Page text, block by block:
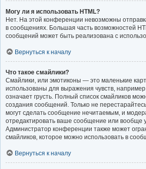
Могу ли я использовать HTML?
Нет. На этой конференции невозможны
в сообщениях. Большая часть возможностей
сообщений может быть реализована с
Вернуться к началу
Что такое смайлики?
Смайлики, или эмотиконы — это маленькие
использованы для выражения чувств,
означает грусть. Полный список смайликов
создания сообщений. Только не
могут сделать сообщение нечитаемым, и
отредактировать ваше сообщение или вообще
Администратор конференции также может
смайликов, которое можно использовать в
Вернуться к началу